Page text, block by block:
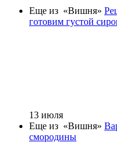
Еще из «Вишня»
готовим густой
13 июля
Еще из «Вишня»
смородины